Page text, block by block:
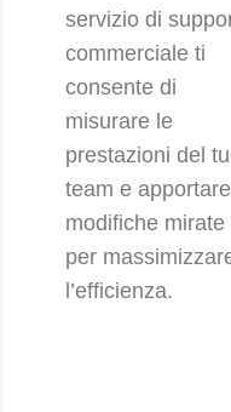
servizio di
commerciale ti
consente di
misurare le
prestazioni del
team e apportare
modifiche mirate
per
l’efficienza.